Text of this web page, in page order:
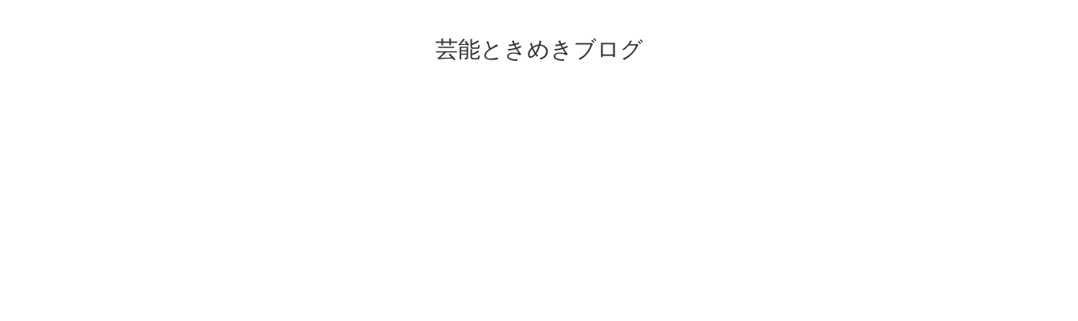
芸能ときめきブログ